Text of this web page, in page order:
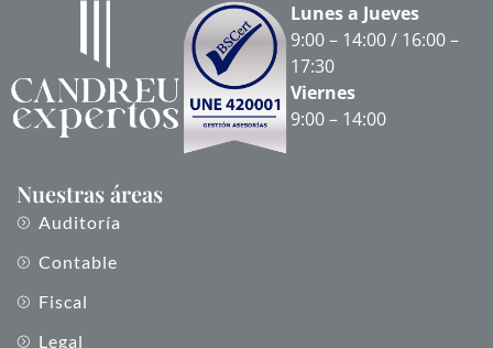
Nuestras áreas
Auditoría
Contable
Fiscal
Legal
Lunes a Jueves
9:00 – 14:00 / 16:00 –
17:30
Viernes
9:00 – 14:00